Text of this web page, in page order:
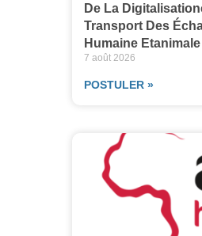
De La
Transport Des
Humaine Etanimale
7 août 2026
POSTULER »